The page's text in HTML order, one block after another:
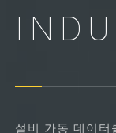
설비 가동 데이터